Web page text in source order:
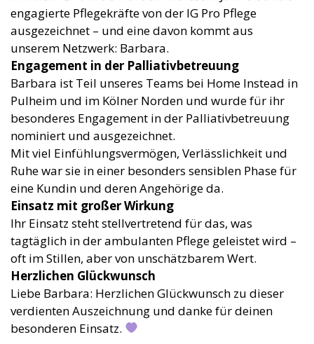
engagierte Pflegekräfte von der IG Pro Pflege
ausgezeichnet – und eine davon kommt aus
unserem Netzwerk: Barbara.
Engagement in der Palliativbetreuung
Barbara ist Teil unseres Teams bei Home Instead in
Pulheim und im Kölner Norden und wurde für ihr
besonderes Engagement in der Palliativbetreuung
nominiert und ausgezeichnet.
Mit viel Einfühlungsvermögen, Verlässlichkeit und
Ruhe war sie in einer besonders sensiblen Phase für
eine Kundin und deren Angehörige da.
Einsatz mit großer Wirkung
Ihr Einsatz steht stellvertretend für das, was
tagtäglich in der ambulanten Pflege geleistet wird –
oft im Stillen, aber von unschätzbarem Wert.
Herzlichen Glückwunsch
Liebe Barbara: Herzlichen Glückwunsch zu dieser
verdienten Auszeichnung und danke für deinen
besonderen Einsatz.